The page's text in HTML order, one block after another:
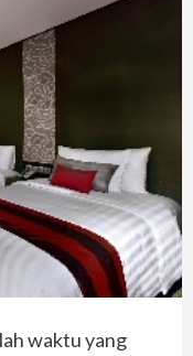
waktu yang